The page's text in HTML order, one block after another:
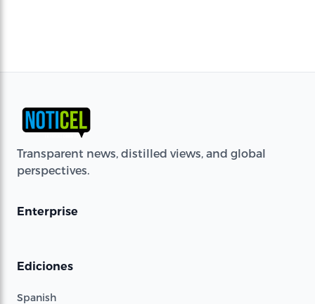
Transparent news, distilled views, and global
perspectives.
Enterprise
Ediciones
Spanish